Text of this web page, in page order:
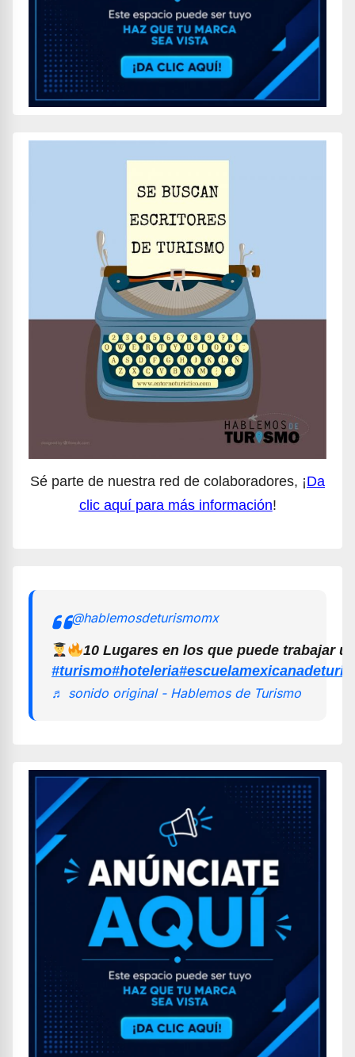
Sé parte de nuestra red de colaboradores, ¡Da
clic aquí para más información!
@hablemosdeturismomx
10 Lugares en los que puede trabajar
#turismo#hoteleria
♬ sonido original - Hablemos de Turismo